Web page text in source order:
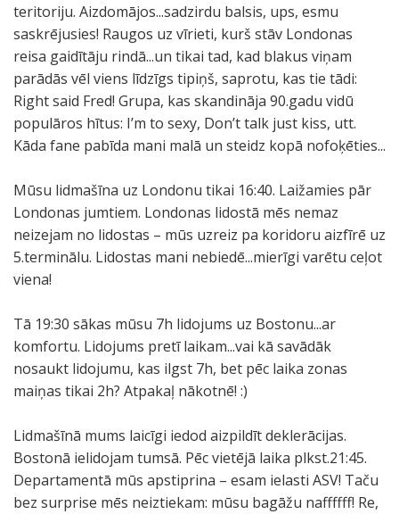
teritoriju. Aizdomājos...sadzirdu balsis, ups, esmu
saskrējusies! Raugos uz vīrieti, kurš stāv Londonas
reisa gaidītāju rindā...un tikai tad, kad blakus viņam
parādās vēl viens līdzīgs tipiņš, saprotu, kas tie tādi:
Right said Fred! Grupa, kas skandināja 90.gadu vidū
populāros hītus: I’m to sexy, Don’t talk just kiss, utt.
Kāda fane pabīda mani malā un steidz kopā nofoķēties...
Mūsu lidmašīna uz Londonu tikai 16:40. Laižamies pār
Londonas jumtiem. Londonas lidostā mēs nemaz
neizejam no lidostas – mūs uzreiz pa koridoru aizfīrē uz
5.terminālu. Lidostas mani nebiedē...mierīgi varētu ceļot
viena!
Tā 19:30 sākas mūsu 7h lidojums uz Bostonu...ar
komfortu. Lidojums pretī laikam...vai kā savādāk
nosaukt lidojumu, kas ilgst 7h, bet pēc laika zonas
maiņas tikai 2h? Atpakaļ nākotnē! :)
Lidmašīnā mums laicīgi iedod aizpildīt deklerācijas.
Bostonā ielidojam tumsā. Pēc vietējā laika plkst.21:45.
Departamentā mūs apstiprina – esam ielasti ASV! Taču
bez surprise mēs neiztiekam: mūsu bagāžu naffffff! Re,